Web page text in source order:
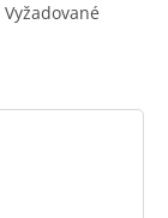
Vyžadované